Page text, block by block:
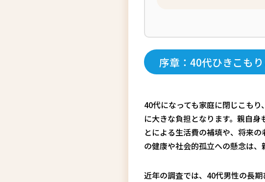
序章：40代ひきこも
40代になっても家庭に閉じこも
に大きな負担となります。親自
とによる生活費の補填や、将来
の健康や社会的孤立への懸念は、
近年の調査では、40代男性の長